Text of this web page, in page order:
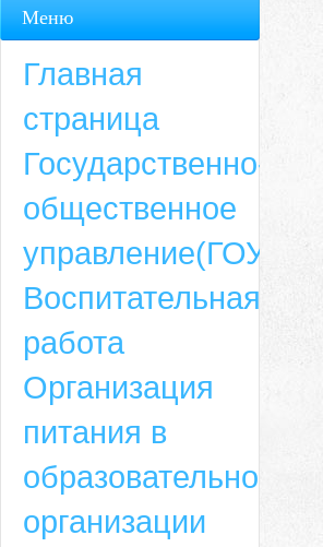
Адрес
659635, Алтайский край, Алтайский район,
6-49, электронный адрес: aja_70@mail.ru
Меню
Главная
страница
Государственно-
общественное
управление(ГОУ)
Воспитательная
работа
Организация
питания в
образовательной
организации